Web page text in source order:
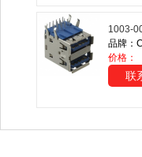
1003-
品牌：
价格：
联